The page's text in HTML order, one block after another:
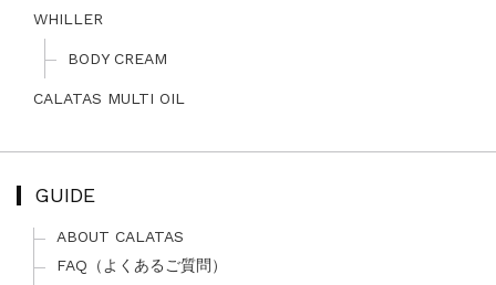
WHILLER
BODY CREAM
CALATAS MULTI OIL
GUIDE
ABOUT CALATAS
FAQ（よくあるご質問）